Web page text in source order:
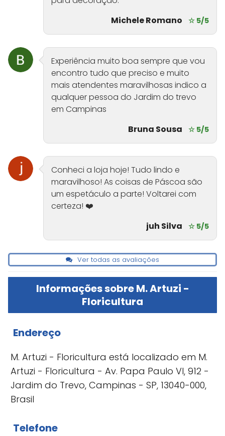
Michele Romano
☆ 5/5
Experiência muito boa sempre que vou
encontro tudo que preciso e muito
mais atendentes maravilhosas indico a
qualquer pessoa do Jardim do trevo
em Campinas
Bruna Sousa
☆ 5/5
Conheci a loja hoje! Tudo lindo e
maravilhoso! As coisas de Páscoa são
um espetáculo a parte! Voltarei com
certeza! ❤️
juh Silva
☆ 5/5
Ver todas as avaliações
Informações sobre M. Artuzi -
Floricultura
Endereço
M. Artuzi - Floricultura está localizado em M.
Artuzi - Floricultura - Av. Papa Paulo VI, 912 -
Jardim do Trevo, Campinas - SP, 13040-000,
Brasil
Telefone